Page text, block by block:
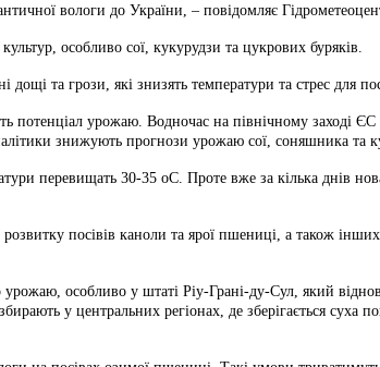
вологи до України, – повідомляє
особливо сої, кукурудзи та цукрових буряків.
та грози, які знизять температури та стрес для
урожаю. Водночас на північному заході
знижують прогнози урожаю сої, соняшника та
перевищать 30-35 оС. Проте вже за кілька днів
посівів каноли та ярої пшениці, а також
особливо у штаті Ріу-Грані-ду-Сул, який
у центральних регіонах, де зберігається суха